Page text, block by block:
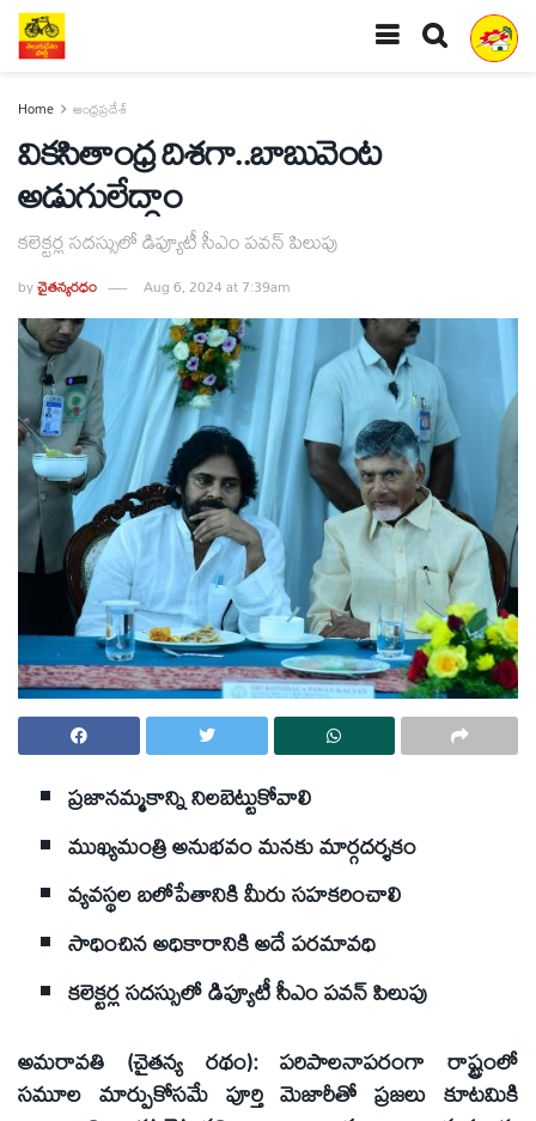
Home ఆంధ్రప్రదేశ్
వికసితాంధ్ర దిశగా..బాబువెంట
అడుగులేద్దాం
కలెక్టర్ల సదస్సులో డిప్యూటీ సీఎం పవన్‌ పిలుపు
byచైతన్యరధం Aug 6, 2024 at 7:39am
ప్రజానమ్మకాన్ని నిలబెట్టుకోవాలి
ముఖ్యమంత్రి అనుభవం మనకు మార్గదర్శకం
వ్యవస్థల బలోపేతానికి మీరు సహకరించాలి
సాధించిన అధికారానికి అదే పరమావధి
కలెక్టర్ల సదస్సులో డిప్యూటీ సీఎం పవన్‌ పిలుపు
అమరావతి (చైతన్య రథం): పరిపాలనాపరంగా రాష్ట్రంలో
సమూల మార్పుకోసమే పూర్తి మెజారీతో ప్రజలు కూటమికి